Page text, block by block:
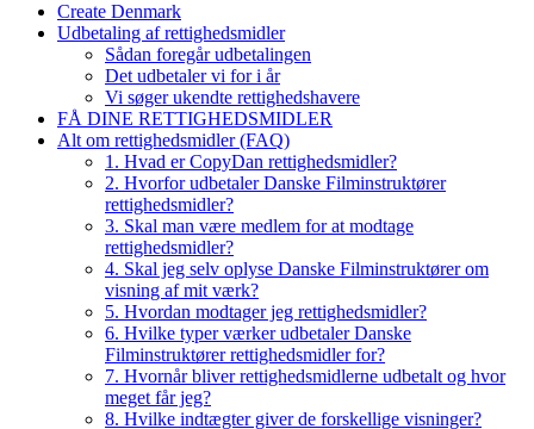
Create Denmark
Udbetaling af rettighedsmidler
Sådan foregår udbetalingen
Det udbetaler vi for i år
Vi søger ukendte rettighedshavere
FÅ DINE RETTIGHEDSMIDLER
Alt om rettighedsmidler (FAQ)
1. Hvad er CopyDan rettighedsmidler?
2. Hvorfor udbetaler Danske Filminstruktører
rettighedsmidler?
3. Skal man være medlem for at modtage
rettighedsmidler?
4. Skal jeg selv oplyse Danske Filminstruktører om
visning af mit værk?
5. Hvordan modtager jeg rettighedsmidler?
6. Hvilke typer værker udbetaler Danske
Filminstruktører rettighedsmidler for?
7. Hvornår bliver rettighedsmidlerne udbetalt og hvor
meget får jeg?
8. Hvilke indtægter giver de forskellige visninger?